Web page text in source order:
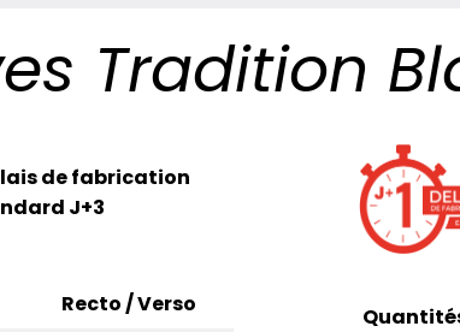
Tradition
de fabrication
J+3
Recto / Verso